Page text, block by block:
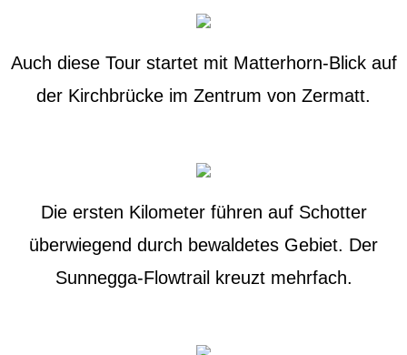
Auch diese Tour startet mit Matterhorn-Blick auf
der Kirchbrücke im Zentrum von Zermatt.
Die ersten Kilometer führen auf Schotter
überwiegend durch bewaldetes Gebiet. Der
Sunnegga-Flowtrail kreuzt mehrfach.